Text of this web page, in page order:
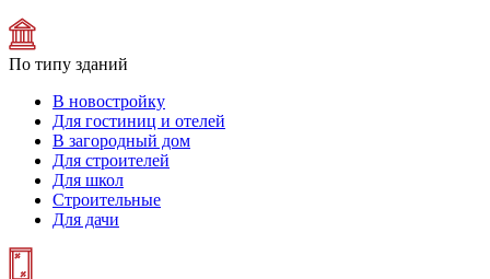
По типу зданий
В новостройку
Для гостиниц и отелей
В загородный дом
Для строителей
Для школ
Строительные
Для дачи